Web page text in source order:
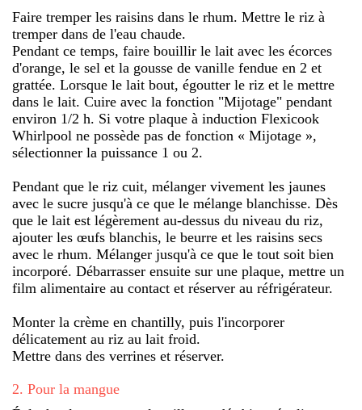
Faire tremper les raisins dans le rhum. Mettre le riz à
tremper dans de l'eau chaude.
Pendant ce temps, faire bouillir le lait avec les écorces
d'orange, le sel et la gousse de vanille fendue en 2 et
grattée. Lorsque le lait bout, égoutter le riz et le mettre
dans le lait. Cuire avec la fonction "Mijotage" pendant
environ 1/2 h. Si votre plaque à induction Flexicook
Whirlpool ne possède pas de fonction « Mijotage »,
sélectionner la puissance 1 ou 2.
Pendant que le riz cuit, mélanger vivement les jaunes
avec le sucre jusqu'à ce que le mélange blanchisse. Dès
que le lait est légèrement au-dessus du niveau du riz,
ajouter les œufs blanchis, le beurre et les raisins secs
avec le rhum. Mélanger jusqu'à ce que le tout soit bien
incorporé. Débarrasser ensuite sur une plaque, mettre un
film alimentaire au contact et réserver au réfrigérateur.
Monter la crème en chantilly, puis l'incorporer
délicatement au riz au lait froid.
Mettre dans des verrines et réserver.
2. Pour la mangue